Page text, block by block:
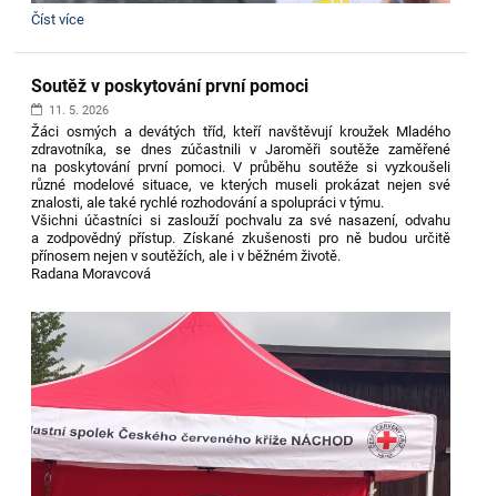
Městská
navštívila
Číst více
Soutěž v poskytování první pomoci
11. 5. 2026
Žáci osmých a devátých tříd, kteří navštěvují kroužek Mladého
zdravotníka, se dnes zúčastnili v Jaroměři soutěže zaměřené
na poskytování první pomoci. V průběhu soutěže si vyzkoušeli
různé modelové situace, ve kterých museli prokázat nejen své
znalosti, ale také rychlé rozhodování a spolupráci v týmu.
Všichni účastníci si zaslouží pochvalu za své nasazení, odvahu
a zodpovědný přístup. Získané zkušenosti pro ně budou určitě
přínosem nejen v soutěžích, ale i v běžném životě.
Radana Moravcová